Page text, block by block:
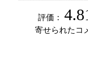
評価：
寄せられたコ